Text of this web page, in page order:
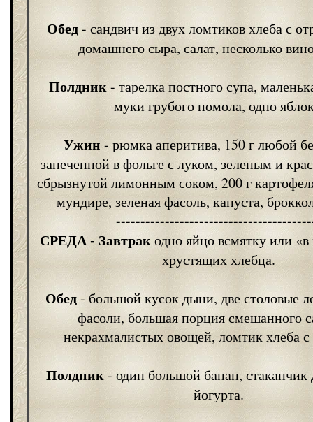
Обед- сандвич из двух ломтиков хлеба с
домашнего сыра, салат, несколько
Полдник- тарелка постного супа,
муки грубого помола, одно
Ужин - рюмка аперитива, 150 г любой
запеченной в фольге с луком, зеленым и
сбрызнутой лимонным соком, 200 г
мундире, зеленая фасоль, капуста,
СРЕДА- Завтракодно яйцо всмятку или
хрустящих хлебца.
Обед- большой кусок дыни, две столовые
фасоли, большая порция смешанного
некрахмалистых овощей, ломтик хлеба
Полдник- один большой банан, стаканчик
йогурта.